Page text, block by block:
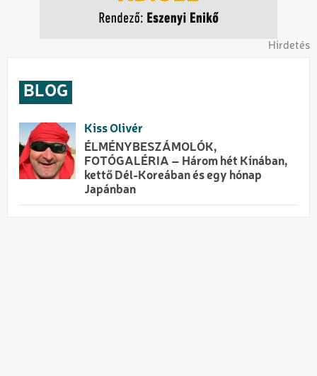
Hirdetés
BLOG
Kiss Olivér
ÉLMÉNYBESZÁMOLÓK,
FOTÓGALÉRIA – Három hét Kínában,
kettő Dél-Koreában és egy hónap
Japánban